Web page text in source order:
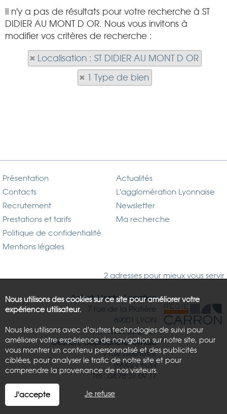
Il n'y a pas de résultats pour votre recherche à ST
DIDIER AU MONT D OR. Nous vous invitons à
modifier vos critères de recherche :
Localisation : ST DIDIER AU MONT D OR
1 Type de bien
Présentation
Contacts
Recrutement
Prestations et tarifs
Politique de confidentialité
Mentions légales
Actualités
L'agglomération Lyonnaise
Newsletter
Ma recherche
2 adresses pour mieux vous servir
Achat, Vente, Location
7 rue de la Platière
69001 LYON
Tél : 04.37.26.21.81
Gestion, Copropriété, Syndic
9 rue Grenette
69002 LYON
Tél : 04.78.37.69.17
Nous utilisons des cookies sur ce site pour améliorer votre
expérience utilisateur.
Nous les utilisons avec d'autres technologies de suivi pour
améliorer votre expérience de navigation sur notre site, pour
vous montrer un contenu personnalisé et des publicités
ciblées, pour analyser le trafic de notre site et pour
comprendre la provenance de nos visiteurs.
J'accepte Je refuse